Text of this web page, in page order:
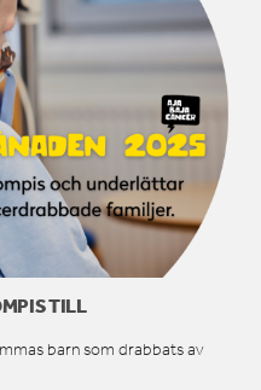
TILL
barn som drabbats av